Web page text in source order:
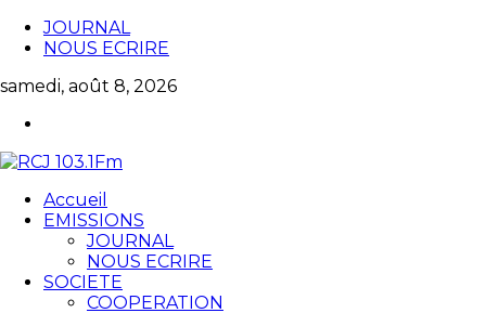
JOURNAL
NOUS ECRIRE
samedi, août 8, 2026
Accueil
EMISSIONS
JOURNAL
NOUS ECRIRE
SOCIETE
COOPERATION